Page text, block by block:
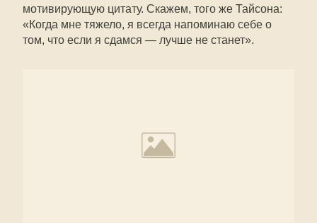
мотивирующую цитату. Скажем, того же Тайсона:
«Когда мне тяжело, я всегда напоминаю себе о
том, что если я сдамся — лучше не станет».